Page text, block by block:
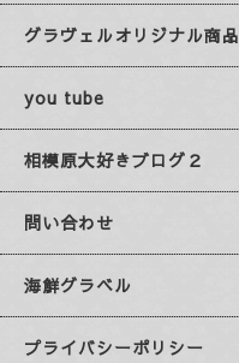
グラヴェルオリジナル商品
you tube
相模原大好きブログ２
問い合わせ
海鮮グラベル
プライバシーポリシー